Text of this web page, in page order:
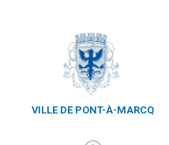
VILLE DE PONT-À-MARCQ